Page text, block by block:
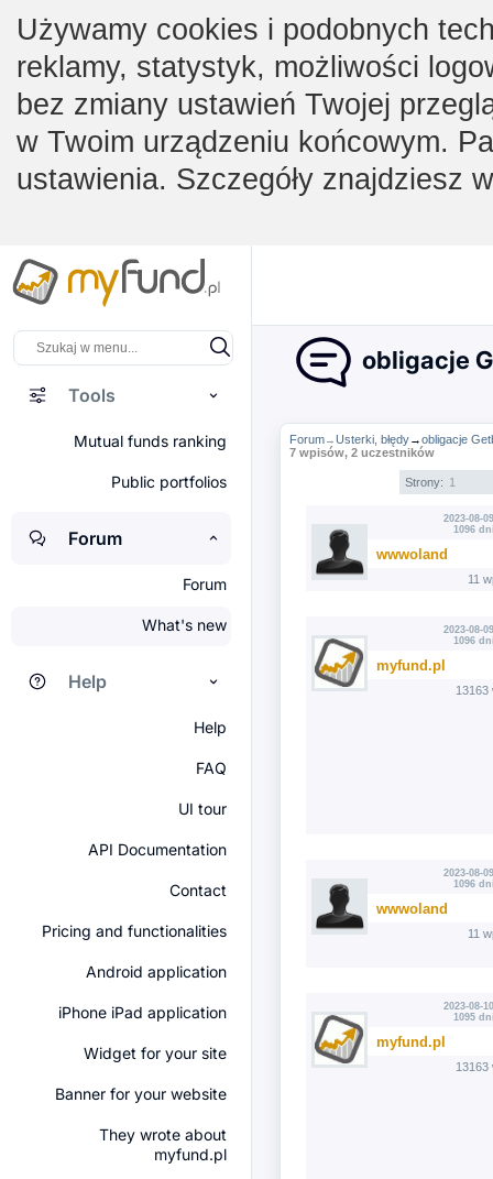
Używamy cookies i podobnych
reklamy, statystyk, możliwości
bez zmiany ustawień Twojej
w Twoim urządzeniu końcowym.
ustawienia. Szczegóły znajdziesz
Tools
Mutual funds ranking
Public portfolios
Forum
Forum
What's new
Help
Help
FAQ
UI tour
API Documentation
Contact
Pricing and functionalities
Android application
iPhone iPad application
Widget for your site
Banner for your website
They wrote about
myfund.pl
obligacje
Forum→Usterki, błędy→obligacje
7 wpisów, 2 uczestników
Strony: 1
2023-08-
1096
wwwoland
11
2023-08-
1096
myfund.pl
13163
2023-08-
1096
wwwoland
11
2023-08-
1095
myfund.pl
13163